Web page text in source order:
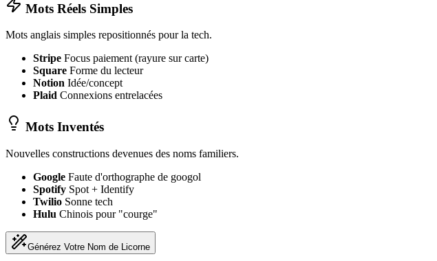
Mots Réels Simples
Mots anglais simples repositionnés pour la tech.
Stripe Focus paiement (rayure sur carte)
Square Forme du lecteur
Notion Idée/concept
Plaid Connexions entrelacées
Mots Inventés
Nouvelles constructions devenues des noms familiers.
Google Faute d'orthographe de googol
Spotify Spot + Identify
Twilio Sonne tech
Hulu Chinois pour "courge"
Générez Votre Nom de Licorne